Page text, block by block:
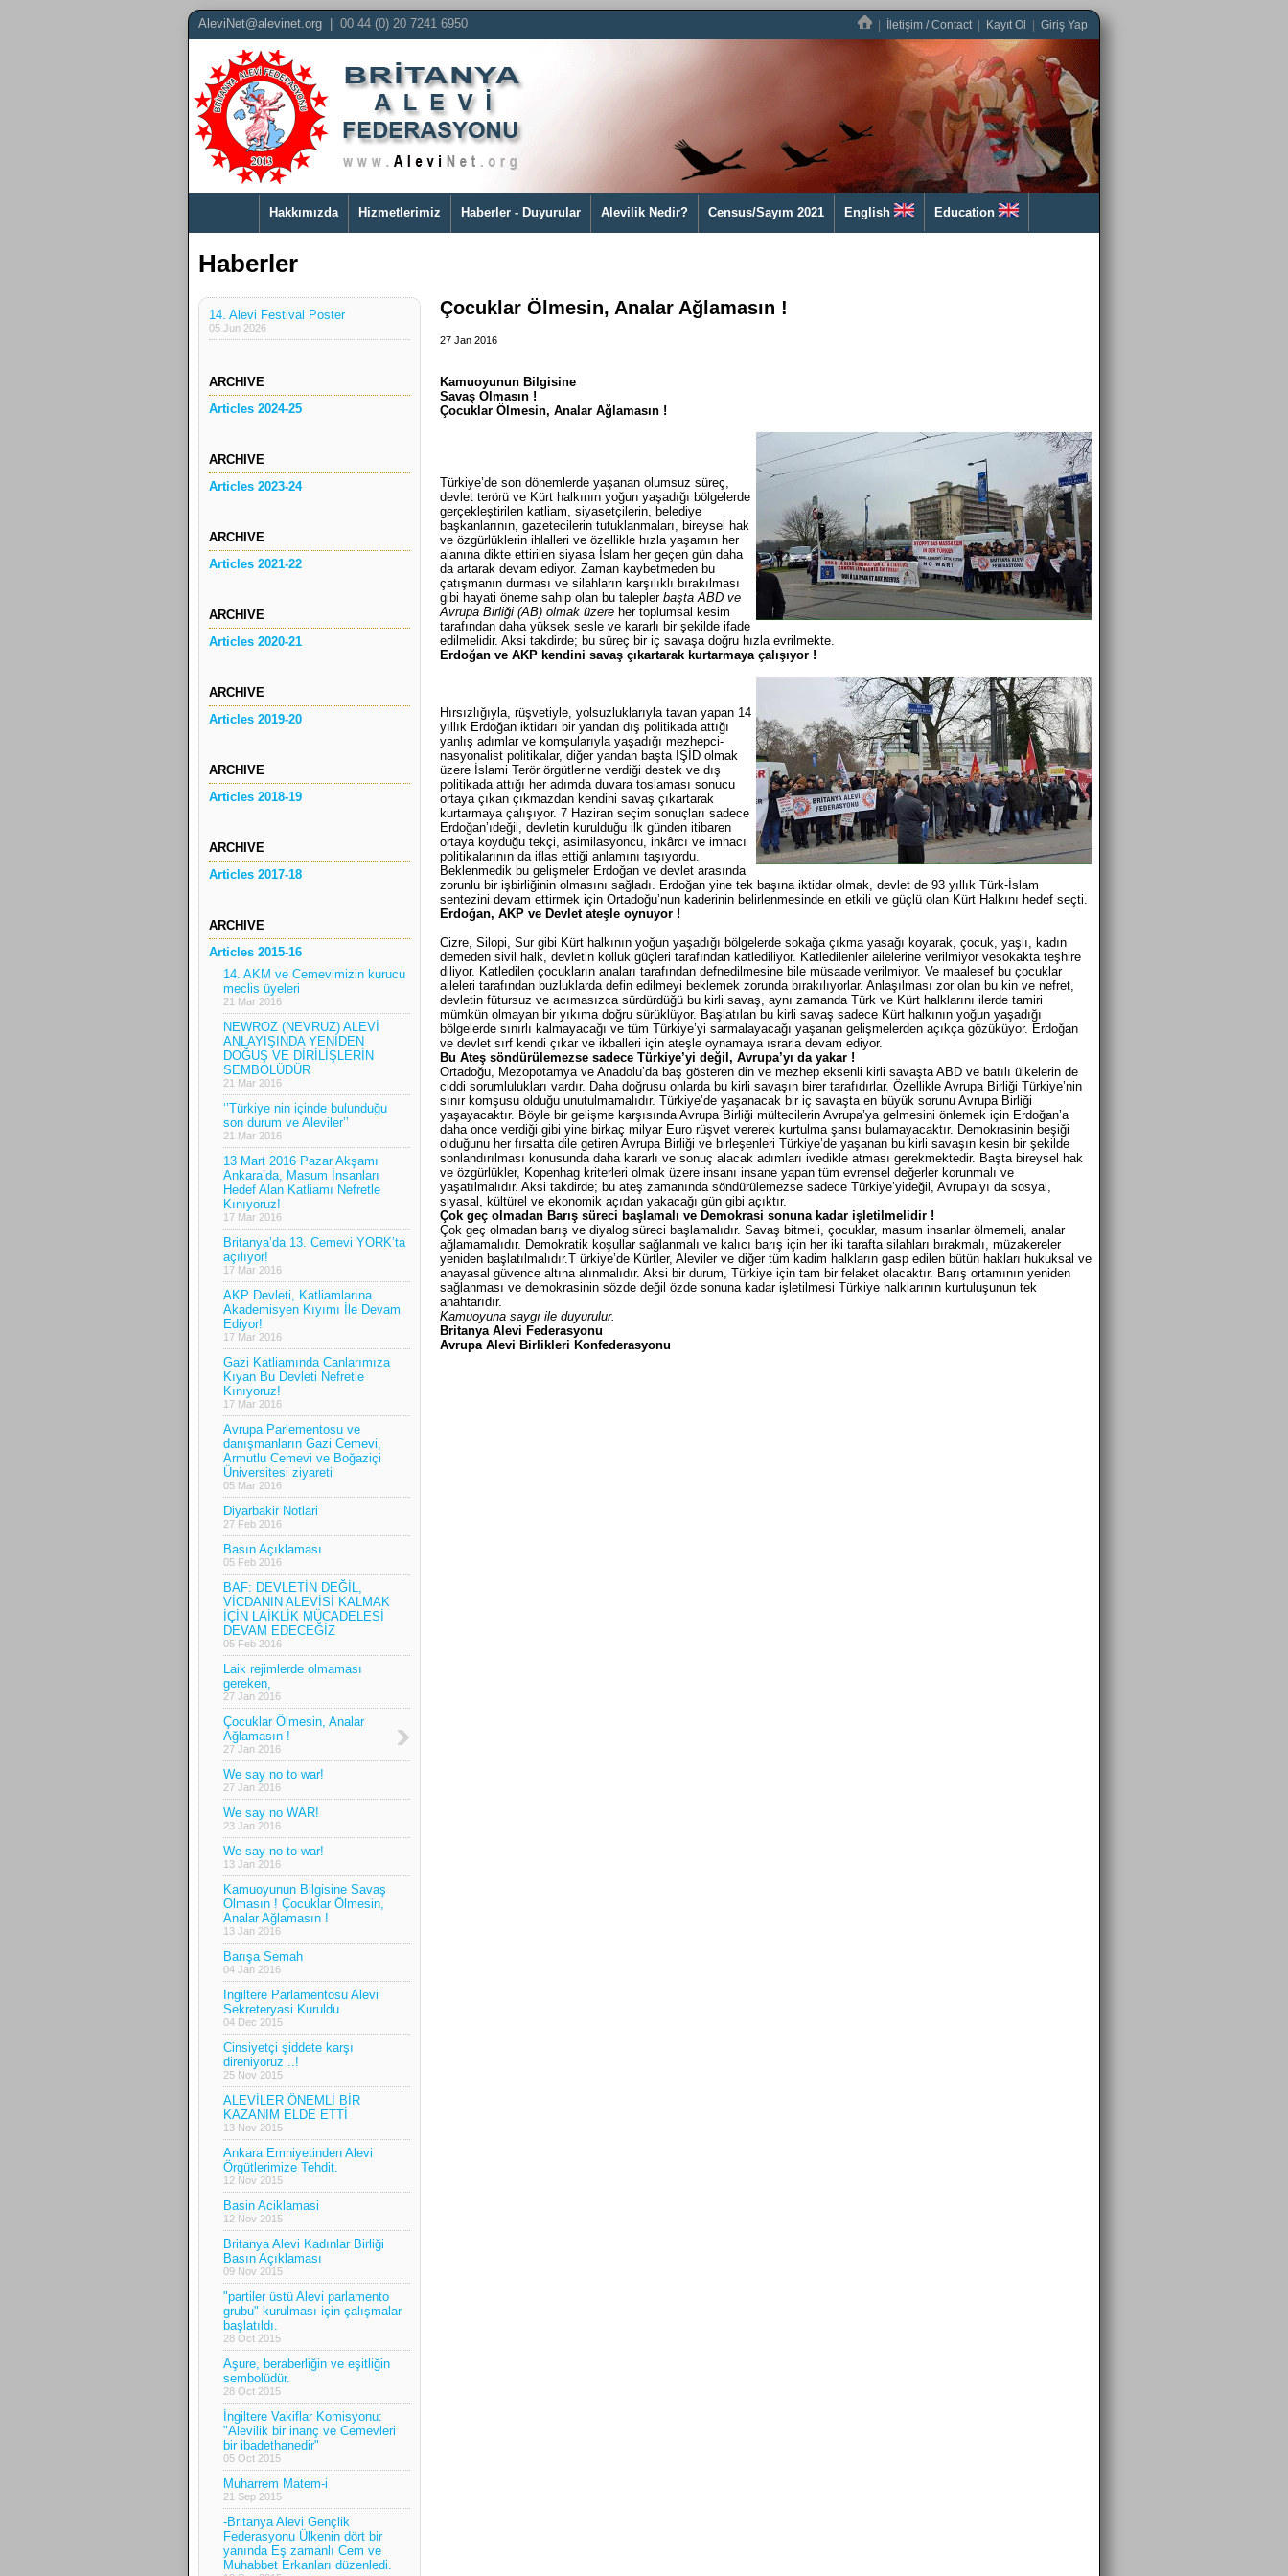
AleviNet@alevinet.org | 00 44 (0) 20 7241 6950 İletişim / Contact| Kayıt Ol Giriş Yap
Hakkımızda Hizmetlerimiz Haberler - Duyurular Alevilik Nedir? Census/Sayım 2021 English Education
Haberler
14. Alevi Festival Poster
05 Jun 2026
ARCHIVE
Articles 2024-25
ARCHIVE
Articles 2023-24
ARCHIVE
Articles 2021-22
ARCHIVE
Articles 2020-21
ARCHIVE
Articles 2019-20
ARCHIVE
Articles 2018-19
ARCHIVE
Articles 2017-18
ARCHIVE
Articles 2015-16
14. AKM ve Cemevimizin kurucu
meclis üyeleri
21 Mar 2016
NEWROZ (NEVRUZ) ALEVİ
ANLAYIŞINDA YENİDEN
DOĞUŞ VE DİRİLİŞLERİN
SEMBOLÜDÜR
21 Mar 2016
‘’Türkiye nin içinde bulunduğu
son durum ve Aleviler’’
21 Mar 2016
13 Mart 2016 Pazar Akşamı
Ankara’da, Masum İnsanları
Hedef Alan Katliamı Nefretle
Kınıyoruz!
17 Mar 2016
Britanya’da 13. Cemevi YORK’ta
açılıyor!
17 Mar 2016
AKP Devleti, Katliamlarına
Akademisyen Kıyımı İle Devam
Ediyor!
17 Mar 2016
Gazi Katliamında Canlarımıza
Kıyan Bu Devleti Nefretle
Kınıyoruz!
17 Mar 2016
Avrupa Parlementosu ve
danışmanların Gazi Cemevi,
Armutlu Cemevi ve Boğaziçi
Üniversitesi ziyareti
05 Mar 2016
Diyarbakir Notlari
27 Feb 2016
Basın Açıklaması
05 Feb 2016
BAF: DEVLETİN DEĞİL,
VİCDANIN ALEVİSİ KALMAK
İÇİN LAİKLİK MÜCADELESİ
DEVAM EDECEĞİZ
05 Feb 2016
Laik rejimlerde olmaması
gereken,
27 Jan 2016
Çocuklar Ölmesin, Analar
Ağlamasın !
27 Jan 2016
We say no to war!
27 Jan 2016
We say no WAR!
23 Jan 2016
We say no to war!
13 Jan 2016
Kamuoyunun Bilgisine Savaş
Olmasın ! Çocuklar Ölmesin,
Analar Ağlamasın !
13 Jan 2016
Barışa Semah
04 Jan 2016
Ingiltere Parlamentosu Alevi
Sekreteryasi Kuruldu
04 Dec 2015
Cinsiyetçi şiddete karşı
direniyoruz ..!
25 Nov 2015
ALEVİLER ÖNEMLİ BİR
KAZANIM ELDE ETTİ
13 Nov 2015
Ankara Emniyetinden Alevi
Örgütlerimize Tehdit.
12 Nov 2015
Basin Aciklamasi
12 Nov 2015
Britanya Alevi Kadınlar Birliği
Basın Açıklaması
09 Nov 2015
"partiler üstü Alevi parlamento
grubu" kurulması için çalışmalar
başlatıldı.
28 Oct 2015
Aşure, beraberliğin ve eşitliğin
sembolüdür.
28 Oct 2015
İngiltere Vakiflar Komisyonu:
"Alevilik bir inanç ve Cemevleri
bir ibadethanedir"
05 Oct 2015
Muharrem Matem-i
21 Sep 2015
-Britanya Alevi Gençlik
Federasyonu Ülkenin dört bir
yanında Eş zamanlı Cem ve
Muhabbet Erkanları düzenledi.
Çocuklar Ölmesin, Analar Ağlamasın !
27 Jan 2016
Kamuoyunun Bilgisine
Savaş Olmasın !
Çocuklar Ölmesin, Analar Ağlamasın !
Türkiye’de son dönemlerde yaşanan olumsuz süreç,
devlet terörü ve Kürt halkının yoğun yaşadığı bölgelerde
gerçekleştirilen katliam, siyasetçilerin, belediye
başkanlarının, gazetecilerin tutuklanmaları, bireysel hak
ve özgürlüklerin ihlalleri ve özellikle hızla yaşamın her
alanına dikte ettirilen siyasa İslam her geçen gün daha
da artarak devam ediyor. Zaman kaybetmeden bu
çatışmanın durması ve silahların karşılıklı bırakılması
gibi hayati öneme sahip olan bu talepler başta ABD ve
Avrupa Birliǧi (AB) olmak üzere her toplumsal kesim
tarafından daha yüksek sesle ve kararlı bir şekilde ifade
edilmelidir. Aksi takdirde; bu süreç bir iç savaşa doğru hızla evrilmekte.
Erdoğan ve AKP kendini savaş çıkartarak kurtarmaya çalışıyor !
Hırsızlığıyla, rüşvetiyle, yolsuzluklarıyla tavan yapan 14
yıllık Erdoğan iktidarı bir yandan dış politikada attığı
yanlış adımlar ve komşularıyla yaşadığı mezhepci-
nasyonalist politikalar, diğer yandan başta IŞİD olmak
üzere İslami Terör örgütlerine verdiği destek ve dış
politikada attığı her adımda duvara toslaması sonucu
ortaya çıkan çıkmazdan kendini savaş çıkartarak
kurtarmaya çalışıyor. 7 Haziran seçim sonuçları sadece
Erdoğan’ıdeğil, devletin kurulduğu ilk günden itibaren
ortaya koyduğu tekçi, asimilasyoncu, inkârcı ve imhacı
politikalarının da iflas ettiği anlamını taşıyordu.
Beklenmedik bu gelişmeler Erdoğan ve devlet arasında
zorunlu bir işbirliğinin olmasını sağladı. Erdoğan yine tek başına iktidar olmak, devlet de 93 yıllık Türk-İslam
sentezini devam ettirmek için Ortadoğu’nun kaderinin belirlenmesinde en etkili ve güçlü olan Kürt Halkını hedef seçti.
Erdoğan, AKP ve Devlet ateşle oynuyor !
Cizre, Silopi, Sur gibi Kürt halkının yoğun yaşadığı bölgelerde sokağa çıkma yasağı koyarak, çocuk, yaşlı, kadın
demeden sivil halk, devletin kolluk güçleri tarafından katlediliyor. Katledilenler ailelerine verilmiyor vesokakta teşhire
diliyor. Katledilen çocukların anaları tarafından defnedilmesine bile müsaade verilmiyor. Ve maalesef bu çocuklar
aileleri tarafından buzluklarda defin edilmeyi beklemek zorunda bırakılıyorlar. Anlaşılması zor olan bu kin ve nefret,
devletin fütursuz ve acımasızca sürdürdüğü bu kirli savaş, aynı zamanda Türk ve Kürt halklarını ilerde tamiri
mümkün olmayan bir yıkıma doğru sürüklüyor. Başlatılan bu kirli savaş sadece Kürt halkının yoğun yaşadığı
bölgelerde sınırlı kalmayacağı ve tüm Türkiye’yi sarmalayacağı yaşanan gelişmelerden açıkça gözüküyor. Erdoğan
ve devlet sırf kendi çıkar ve ikballeri için ateşle oynamaya ısrarla devam ediyor.
Bu Ateş söndürülemezse sadece Türkiye’yi değil, Avrupa’yı da yakar !
Ortadoğu, Mezopotamya ve Anadolu’da baş gösteren din ve mezhep eksenli kirli savaşta ABD ve batılı ülkelerin de
ciddi sorumlulukları vardır. Daha doğrusu onlarda bu kirli savaşın birer tarafıdırlar. Özellikle Avrupa Birliği Türkiye’nin
sınır komşusu olduğu unutulmamalıdır. Türkiye’de yaşanacak bir iç savaşta en büyük sorunu Avrupa Birliği
yaşayacaktır. Böyle bir gelişme karşısında Avrupa Birliği mültecilerin Avrupa’ya gelmesini önlemek için Erdoğan’a
daha once verdiği gibi yine birkaç milyar Euro rüşvet vererek kurtulma şansı bulamayacaktır. Demokrasinin beşiği
olduğunu her fırsatta dile getiren Avrupa Birliği ve birleşenleri Türkiye’de yaşanan bu kirli savaşın kesin bir şekilde
sonlandırılması konusunda daha kararlı ve sonuç alacak adımları ivedikle atması gerekmektedir. Başta bireysel hak
ve özgürlükler, Kopenhag kriterleri olmak üzere insanı insane yapan tüm evrensel değerler korunmalı ve
yaşatılmalıdır. Aksi takdirde; bu ateş zamanında söndürülemezse sadece Türkiye’yideğil, Avrupa’yı da sosyal,
siyasal, kültürel ve ekonomik açıdan yakacağı gün gibi açıktır.
Çok geç olmadan Barış süreci başlamalı ve Demokrasi sonuna kadar işletilmelidir !
Çok geç olmadan barış ve diyalog süreci başlamalıdır. Savaş bitmeli, çocuklar, masum insanlar ölmemeli, analar
ağlamamalıdır. Demokratik koşullar sağlanmalı ve kalıcı barış için her iki tarafta silahları bırakmalı, müzakereler
yeniden başlatılmalıdır.T ürkiye’de Kürtler, Aleviler ve diğer tüm kadim halkların gasp edilen bütün hakları hukuksal ve
anayasal güvence altına alınmalıdır. Aksi bir durum, Türkiye için tam bir felaket olacaktır. Barış ortamının yeniden
sağlanması ve demokrasinin sözde değil özde sonuna kadar işletilmesi Türkiye halklarının kurtuluşunun tek
anahtarıdır.
Kamuoyuna saygı ile duyurulur.
Britanya Alevi Federasyonu
Avrupa Alevi Birlikleri Konfederasyonu